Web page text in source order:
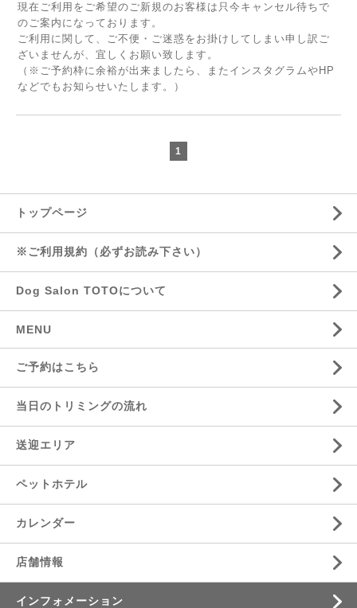
現在ご利用をご希望のご新規のお客様は只今キャンセル待ちで
のご案内になっております。
ご利用に関して、ご不便・ご迷惑をお掛けしてしまい申し訳ご
ざいませんが、宜しくお願い致します。
（※ご予約枠に余裕が出来ましたら、またインスタグラムやHP
などでもお知らせいたします。）
1
トップページ
※ご利用規約（必ずお読み下さい）
Dog Salon TOTOについて
MENU
ご予約はこちら
当日のトリミングの流れ
送迎エリア
ペットホテル
カレンダー
店舗情報
インフォメーション